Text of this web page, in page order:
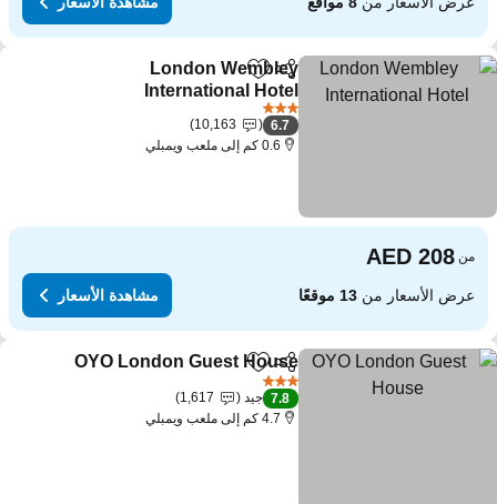
مشاركةAdd to favorites
London Wembley
International Hotel
6.7
10,163
0.6 كم إلى ملعب ويمبلي
من
عرض الأسعار من13 موقعًا مشاهدة الأسعار
مشاركةAdd to favorites
OYO London Guest House
7.8 جيد
1,617
4.7 كم إلى ملعب ويمبلي